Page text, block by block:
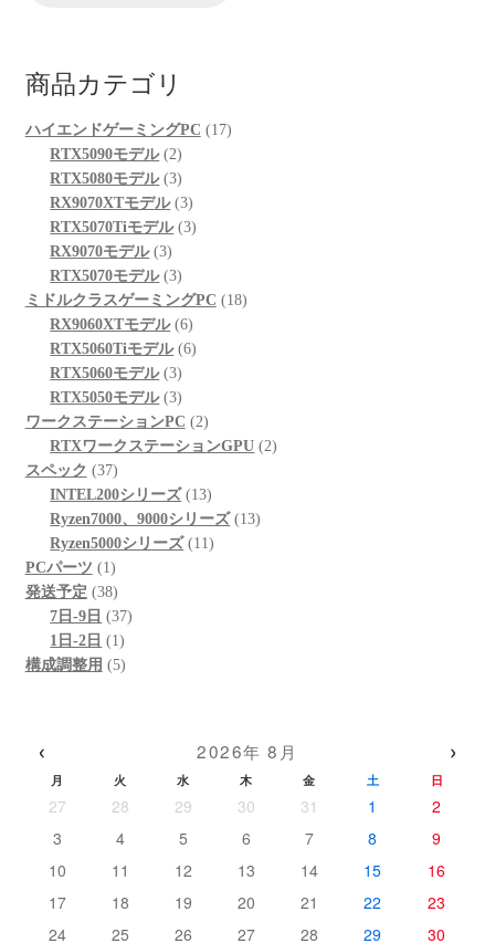
商品カテゴリ
ハイエンドゲーミングPC 1717
RTX5090モデル 22
個
の
商
RTX5080モデル 33
個
の
品
RX9070XTモデル 33
個
品
RTX5070Tiモデル 33
商
品
RX9070モデル 33
個
の
商
品
RTX5070モデル 33
個
の
商
品
ミドルクラスゲーミングPC 1818
RX9060XTモデル 66
個
品
RTX5060Tiモデル 66
商
品
RTX5060モデル 33
個
の
商
RTX5050モデル 33
個
の
品
ワークステーションPC 22
個
商
品
RTXワークステーションGPU 22
スペック 3737
個
の
商
品
INTEL200シリーズ 1313
個
の
Ryzen7000、9000シリーズ 1313
Ryzen5000シリーズ 1111
PCパーツ 1 1
個
の
商
品
発送予定 3838
個
の
商
7日-9日 3737
1日-2日 11
個
構成調整用 55
‹ 2026年 8月 ›
月 火 水 木 金 土 日
27 28 29 30 31 1
2
3
4 5 6 7 8
9
10
11 12 13 14 15
16
17
18 19 20 21 22
23
24
25 26 27 28 29 30